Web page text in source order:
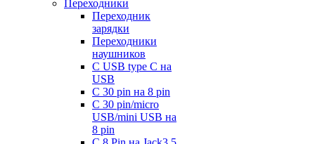
Переходники
Переходник
зарядки
Переходники
наушников
С USB type C на
USB
С 30 pin на 8 pin
С 30 pin/micro
USB/mini USB на
8 pin